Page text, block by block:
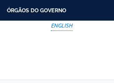
ÓRGÃOS DO GOVERNO
ENGLISH